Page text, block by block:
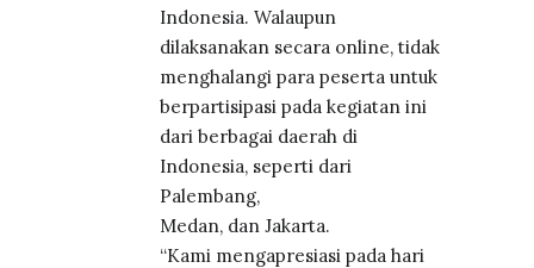
Indonesia. Walaupun
dilaksanakan secara online, tidak
menghalangi para peserta untuk
berpartisipasi pada kegiatan ini
dari berbagai daerah di
Indonesia, seperti dari
Palembang,
Medan, dan Jakarta.
“Kami mengapresiasi pada hari